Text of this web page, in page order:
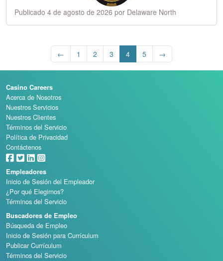
Publicado 4 de agosto de 2026 por Delaware North
← 1 2 3 4 5 →
Casino Careers
Acerca de Nosotros
Nuestros Servicios
Nuestros Clientes
Términos del Servicio
Política de Privacidad
Contáctenos
Empleadores
Inicio de Sesión del Empleador
¿Por qué Elegirnos?
Términos del Servicio
Buscadores de Empleo
Búsqueda de Empleo
Inicio de Sesión para Currículum
Publicar Currículum
Términos del Servicio